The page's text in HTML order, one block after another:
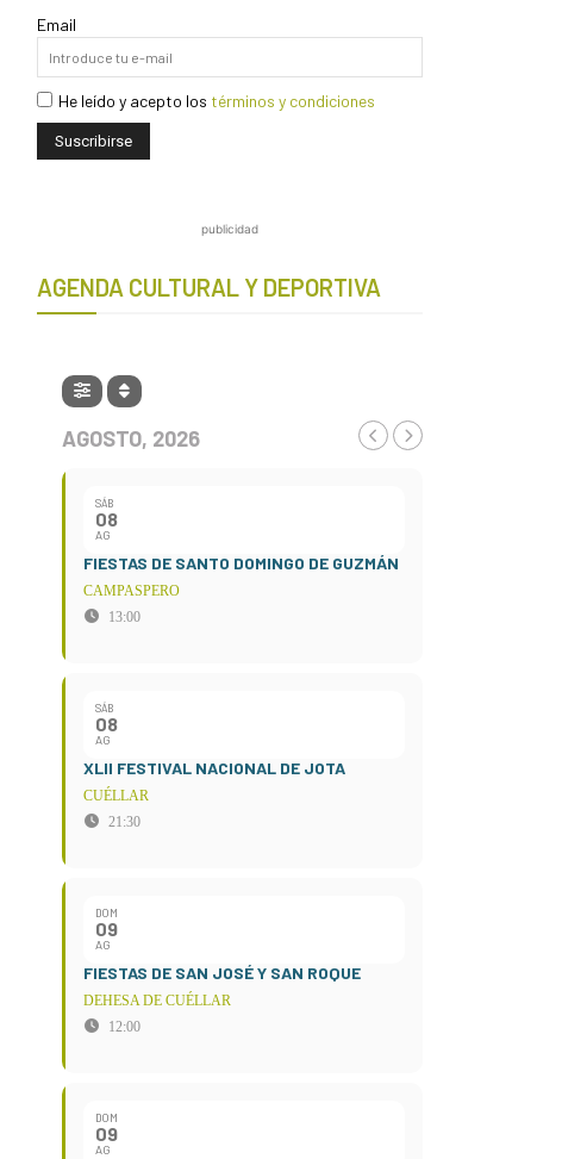
Email
He leído y acepto los términos y condiciones
publicidad
AGENDA CULTURAL Y DEPORTIVA
AGOSTO, 2026
SÁB
08
AG
FIESTAS DE SANTO DOMINGO DE GUZMÁN
CAMPASPERO
13:00
SÁB
08
AG
XLII FESTIVAL NACIONAL DE JOTA
CUÉLLAR
21:30
DOM
09
AG
FIESTAS DE SAN JOSÉ Y SAN ROQUE
DEHESA DE CUÉLLAR
12:00
DOM
09
AG